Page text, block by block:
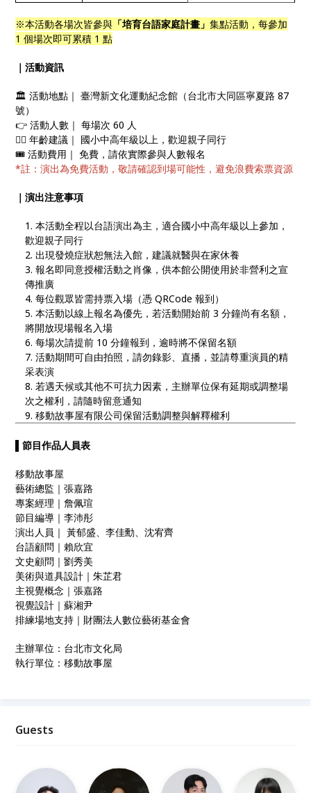
※本活動各場次皆參與 「培育台語家庭計畫」集點活動，每參加
1 個場次即可累積 1 點
｜活動資訊
🏛️ 活動地點｜ 臺灣新文化運動紀念館（台北市大同區寧夏路 87
號）
👉 活動人數｜ 每場次 60 人
🙋‍♀️ 年齡建議｜ 國小中高年級以上，歡迎親子同行
🎟️ 活動費用｜ 免費，請依實際參與人數報名
*註：演出為免費活動，敬請確認到場可能性，避免浪費索票資源
｜演出注意事項
本活動全程以台語演出為主，適合國小中高年級以上參加，
歡迎親子同行
出現發燒症狀恕無法入館，建議就醫與在家休養
報名即同意授權活動之肖像，供本館公開使用於非營利之宣
傳推廣
每位觀眾皆需持票入場（憑 QRCode 報到）
本活動以線上報名為優先，若活動開始前 3 分鐘尚有名額，
將開放現場報名入場
每場次請提前 10 分鐘報到，逾時將不保留名額
活動期間可自由拍照，請勿錄影、直播，並請尊重演員的精
采表演
若遇天候或其他不可抗力因素，主辦單位保有延期或調整場
次之權利，請隨時留意通知
移動故事屋有限公司保留活動調整與解釋權利
▌節目作品人員表
移動故事屋
藝術總監｜張嘉路
專案經理｜詹佩瑄
節目編導｜李沛彤
演出人員｜ 黃郁盛、李佳勳、沈宥齊
台語顧問｜賴欣宜
文史顧問｜劉秀美
美術與道具設計｜朱芷君
主視覺概念｜張嘉路
視覺設計｜蘇湘尹
排練場地支持｜財團法人數位藝術基金會
主辦單位：台北市文化局
執行單位：移動故事屋
Guests